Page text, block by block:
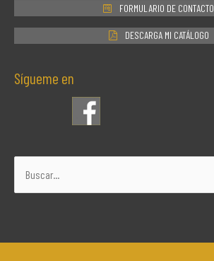
FORMULARIO DE CONTACTO
DESCARGA MI CATÁLOGO
Sígueme en
Buscar
por: